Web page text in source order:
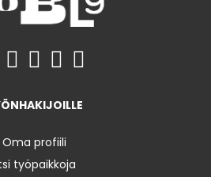
Oma profiili
työpaikkoja